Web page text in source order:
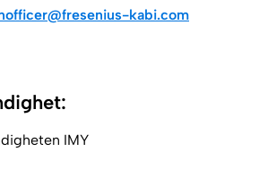
kabi.com
IMY